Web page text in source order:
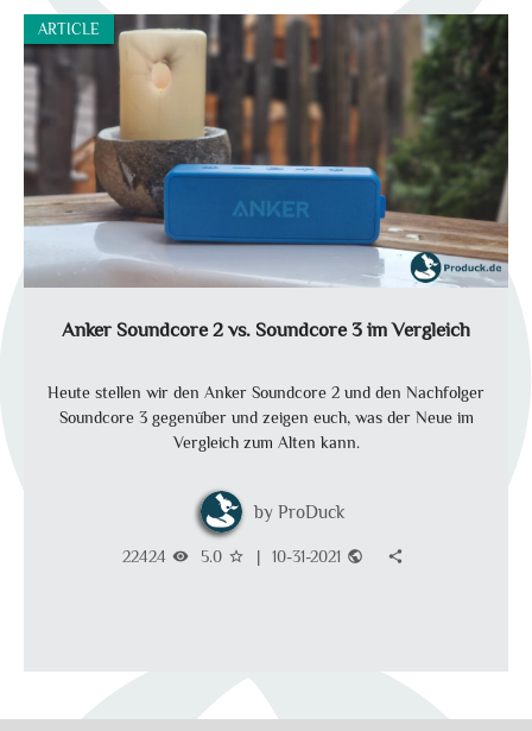
ARTICLE
Anker Soundcore 2 vs. Soundcore 3 im Vergleich
Heute stellen wir den Anker Soundcore 2 und den Nachfolger
Soundcore 3 gegenüber und zeigen euch, was der Neue im
Vergleich zum Alten kann.
ProDuck
22424 visibility 5.0 star_border | 10-31-2021 public share